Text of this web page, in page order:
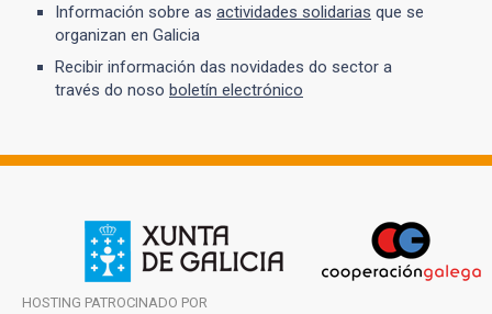
Información sobre as actividades solidarias que se
organizan en Galicia
Recibir información das novidades do sector a
través do noso boletín electrónico
HOSTING PATROCINADO POR